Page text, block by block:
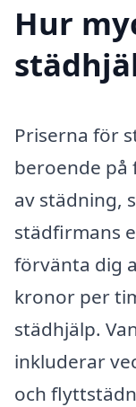
Hur
Priserna för
beroende på
av städning,
städfirmans
förvänta dig
kronor per
städhjälp.
inkluderar
och